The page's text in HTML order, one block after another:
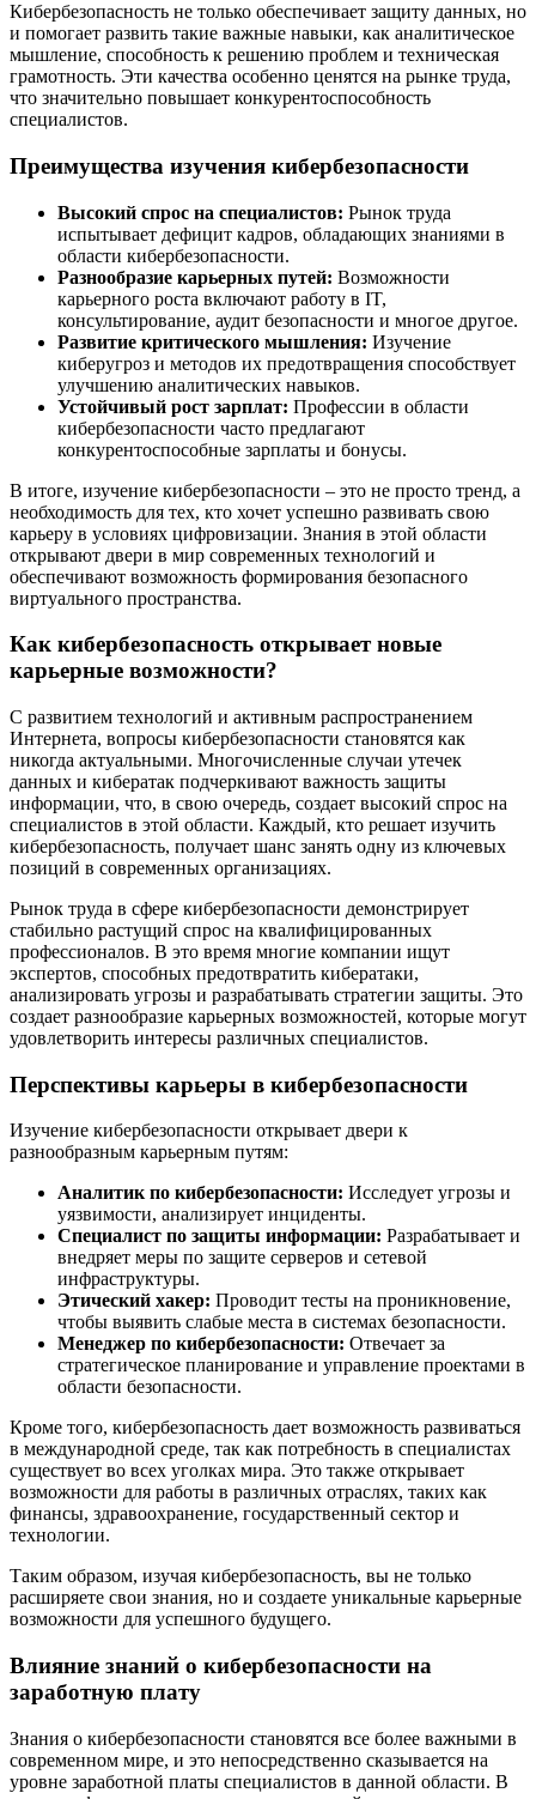
Кибербезопасность не только обеспечивает защиту данных, но
и помогает развить такие важные навыки, как аналитическое
мышление, способность к решению проблем и техническая
грамотность. Эти качества особенно ценятся на рынке труда,
что значительно повышает конкурентоспособность
специалистов.
Преимущества изучения кибербезопасности
Высокий спрос на специалистов: Рынок труда
испытывает дефицит кадров, обладающих знаниями в
области кибербезопасности.
Разнообразие карьерных путей: Возможности
карьерного роста включают работу в IT,
консультирование, аудит безопасности и многое другое.
Развитие критического мышления: Изучение
киберугроз и методов их предотвращения способствует
улучшению аналитических навыков.
Устойчивый рост зарплат: Профессии в области
кибербезопасности часто предлагают
конкурентоспособные зарплаты и бонусы.
В итоге, изучение кибербезопасности – это не просто тренд, а
необходимость для тех, кто хочет успешно развивать свою
карьеру в условиях цифровизации. Знания в этой области
открывают двери в мир современных технологий и
обеспечивают возможность формирования безопасного
виртуального пространства.
Как кибербезопасность открывает новые
карьерные возможности?
С развитием технологий и активным распространением
Интернета, вопросы кибербезопасности становятся как
никогда актуальными. Многочисленные случаи утечек
данных и кибератак подчеркивают важность защиты
информации, что, в свою очередь, создает высокий спрос на
специалистов в этой области. Каждый, кто решает изучить
кибербезопасность, получает шанс занять одну из ключевых
позиций в современных организациях.
Рынок труда в сфере кибербезопасности демонстрирует
стабильно растущий спрос на квалифицированных
профессионалов. В это время многие компании ищут
экспертов, способных предотвратить кибератаки,
анализировать угрозы и разрабатывать стратегии защиты. Это
создает разнообразие карьерных возможностей, которые могут
удовлетворить интересы различных специалистов.
Перспективы карьеры в кибербезопасности
Изучение кибербезопасности открывает двери к
разнообразным карьерным путям:
Аналитик по кибербезопасности: Исследует угрозы и
уязвимости, анализирует инциденты.
Специалист по защиты информации: Разрабатывает и
внедряет меры по защите серверов и сетевой
инфраструктуры.
Этический хакер: Проводит тесты на проникновение,
чтобы выявить слабые места в системах безопасности.
Менеджер по кибербезопасности: Отвечает за
стратегическое планирование и управление проектами в
области безопасности.
Кроме того, кибербезопасность дает возможность развиваться
в международной среде, так как потребность в специалистах
существует во всех уголках мира. Это также открывает
возможности для работы в различных отраслях, таких как
финансы, здравоохранение, государственный сектор и
технологии.
Таким образом, изучая кибербезопасность, вы не только
расширяете свои знания, но и создаете уникальные карьерные
возможности для успешного будущего.
Влияние знаний о кибербезопасности на
заработную плату
Знания о кибербезопасности становятся все более важными в
современном мире, и это непосредственно сказывается на
уровне заработной платы специалистов в данной области. В